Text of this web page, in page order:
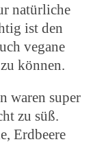
natürliche
ist den
vegane
können.
waren super
zu süß.
Erdbeere